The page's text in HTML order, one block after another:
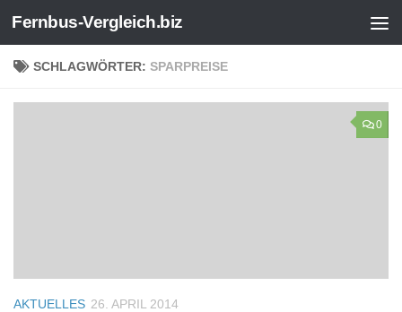
Zum Inhalt springen
Fernbus-Vergleich.biz
SCHLAGWÖRTER: SPARPREISE
0
AKTUELLES 26. APRIL 2014